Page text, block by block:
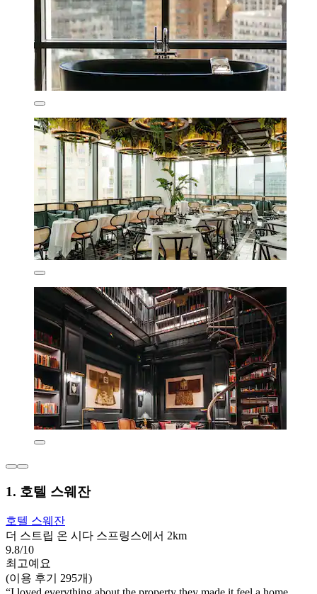
1. 호텔 스웨잔
호텔 스웨잔
더 스트립 온 시다 스프링스에서 2km
9.8/10
최고예요
(이용 후기 295개)